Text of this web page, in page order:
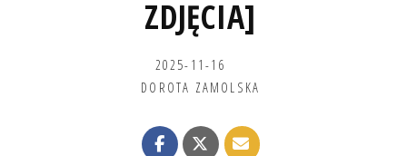
ZDJĘCIA]
2025-11-16
DOROTA ZAMOLSKA